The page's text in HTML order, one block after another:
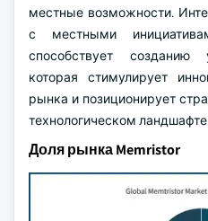
местные возможности.
с местными
способствует созданию
которая стимулирует
рынка и позиционирует
технологическом
Доля рынка Memristor